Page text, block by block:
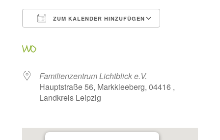
ZUM KALENDER HINZUFÜGEN
WO
Familienzentrum Lichtblick e.V.
Hauptstraße 56, Markkleeberg, 04416 ,
Landkreis Leipzig